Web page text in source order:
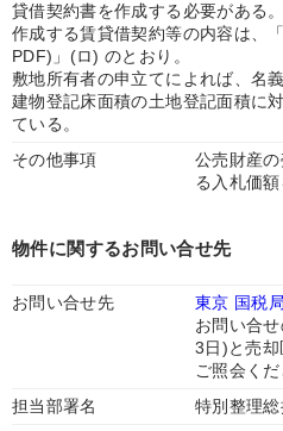
貸借契約書を作成する必要がある。
作成する賃貸借契約等の内容は、
PDF)」(ロ) のとおり。
敷地所有者の申立てによれば、名
建物登記床面積の土地登記面積に
ている。
その他事項
公売財産
る入札価額
物件に関するお問い合せ先
お問い合せ先
東京 国税局
お問い合
3日)と売
ご照会くだ
担当部署名
特別整理